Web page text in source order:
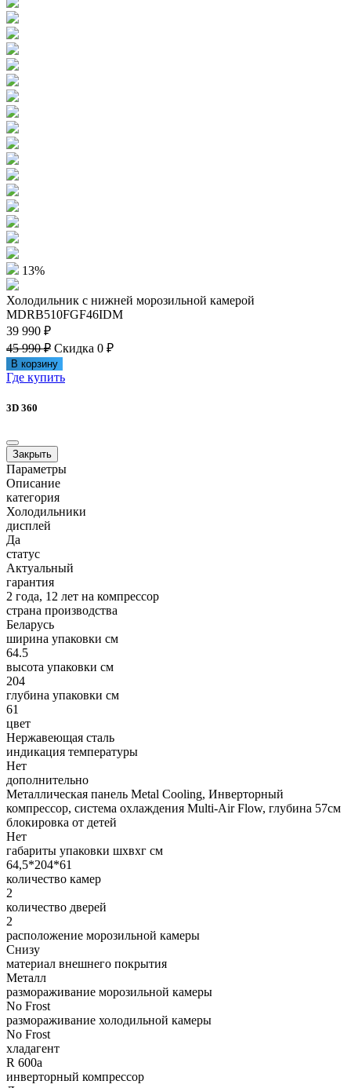
13%
Холодильник с нижней морозильной камерой
MDRB510FGF46IDM
39 990 ₽
45 990 ₽ Скидка 0 ₽
В корзину
Где купить
3D 360
Закрыть
Параметры
Описание
категория
Холодильники
дисплей
Да
статус
Актуальный
гарантия
2 года, 12 лет на компрессор
страна производства
Беларусь
ширина упаковки см
64.5
высота упаковки см
204
глубина упаковки см
61
цвет
Нержавеющая сталь
индикация температуры
Нет
дополнительно
Металлическая панель Metal Cooling, Инверторный
компрессор, система охлаждения Multi-Air Flow, глубина 57см
блокировка от детей
Нет
габариты упаковки шxвxг см
64,5*204*61
количество камер
2
количество дверей
2
расположение морозильной камеры
Снизу
материал внешнего покрытия
Металл
размораживание морозильной камеры
No Frost
размораживание холодильной камеры
No Frost
хладагент
R 600a
инверторный компрессор